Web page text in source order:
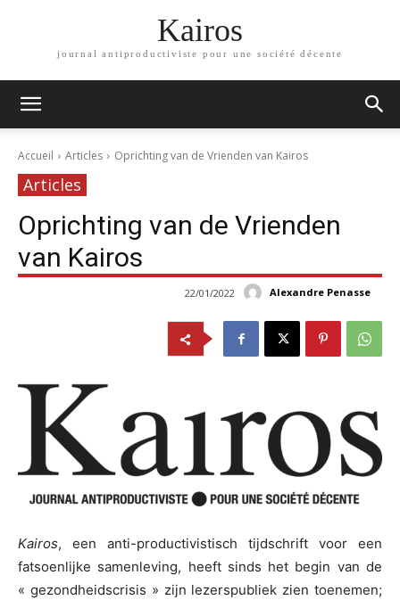
Kairos
journal antiproductiviste pour une société décente
Accueil Articles Oprichting van de Vrienden van Kairos
Articles
Oprichting van de Vrienden
van Kairos
Alexandre Penasse
22/01/2022
Kairos, een anti-productivistisch tijdschrift voor een
fatsoenlijke samenleving, heeft sinds het begin van de
« gezondheidscrisis » zijn lezerspubliek zien toenemen;